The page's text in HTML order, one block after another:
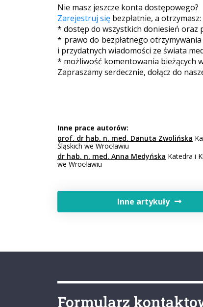
Nie masz jeszcze konta dostępowego?
Zarejestruj się bezpłatnie, a otrzymasz:
* dostęp do wszystkich doniesień oraz
* prawo do bezpłatnego
i przydatnych wiadomości ze świata
* możliwość komentowania bieżących
Zapraszamy serdecznie, dołącz do
Inne prace autorów:
prof. dr hab. n. med. Danuta Zwolińska
Śląskich we Wrocławiu
dr hab. n. med. Anna Medyńska Katedra i
we Wrocławiu
Inne artykuły
Formularz